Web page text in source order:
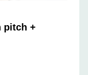
pitch +